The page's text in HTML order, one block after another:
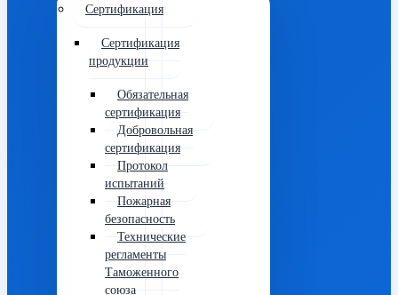
Сертификация
Сертификация
продукции
Обязательная
сертификация
Добровольная
сертификация
Протокол
испытаний
Пожарная
безопасность
Технические
регламенты
Таможенного
союза